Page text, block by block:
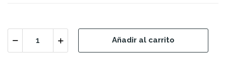
Añadir al carrito